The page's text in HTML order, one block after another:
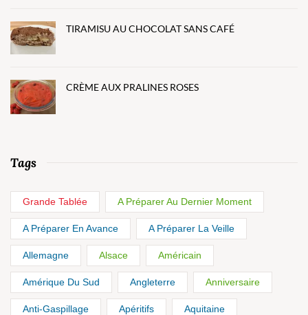
TIRAMISU AU CHOCOLAT SANS CAFÉ
CRÈME AUX PRALINES ROSES
Tags
Grande Tablée A Préparer Au Dernier Moment
A Préparer En Avance A Préparer La Veille
Allemagne Alsace Américain
Amérique Du Sud Angleterre Anniversaire
Anti-Gaspillage Apéritifs Aquitaine